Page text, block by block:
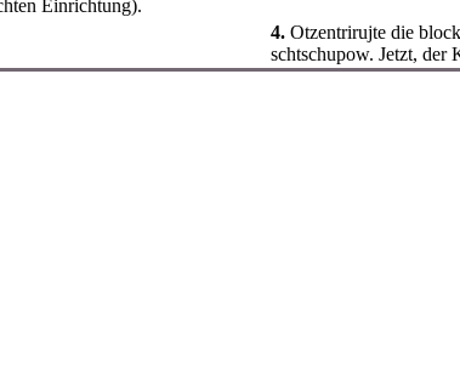
Einrichtung).
4. Otzentrirujte die
schtschupow. Jetzt,